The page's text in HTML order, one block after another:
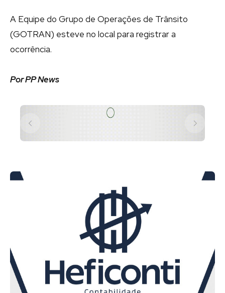
A Equipe do Grupo de Operações de Trânsito
(GOTRAN) esteve no local para registrar a
ocorrência.
Por PP News